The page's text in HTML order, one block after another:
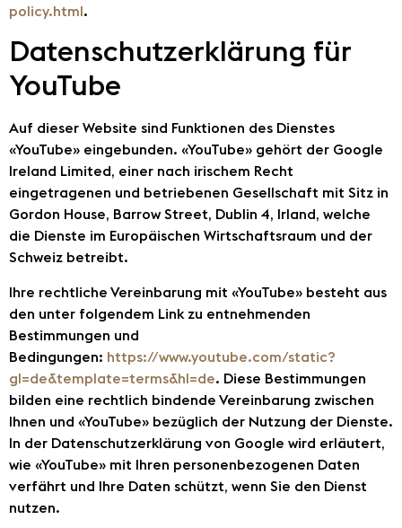
policy.html.
Datenschutzerklärung für
YouTube
Auf dieser Website sind Funktionen des Dienstes
«YouTube» eingebunden. «YouTube» gehört der Google
Ireland Limited, einer nach irischem Recht
eingetragenen und betriebenen Gesellschaft mit Sitz in
Gordon House, Barrow Street, Dublin 4, Irland, welche
die Dienste im Europäischen Wirtschaftsraum und der
Schweiz betreibt.
Ihre rechtliche Vereinbarung mit «YouTube» besteht aus
den unter folgendem Link zu entnehmenden
Bestimmungen und
Bedingungen: https://www.youtube.com/static?
gl=de&template=terms&hl=de. Diese Bestimmungen
bilden eine rechtlich bindende Vereinbarung zwischen
Ihnen und «YouTube» bezüglich der Nutzung der Dienste.
In der Datenschutzerklärung von Google wird erläutert,
wie «YouTube» mit Ihren personenbezogenen Daten
verfährt und Ihre Daten schützt, wenn Sie den Dienst
nutzen.